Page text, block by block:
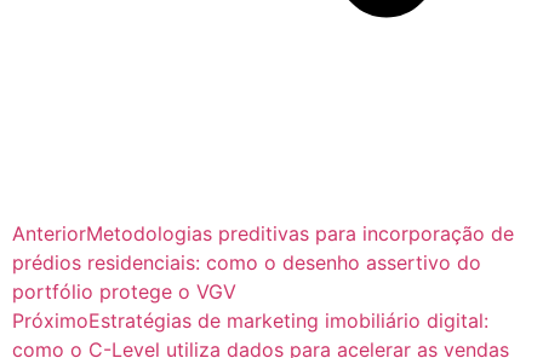
AnteriorMetodologias preditivas para incorporação de
prédios residenciais: como o desenho assertivo do
portfólio protege o VGV
PróximoEstratégias de marketing imobiliário digital:
como o C-Level utiliza dados para acelerar as vendas